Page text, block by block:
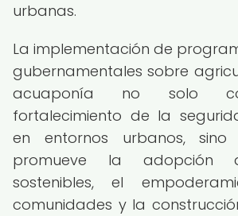
urbanas.
La implementación de
gubernamentales sobre
acuaponía no solo
fortalecimiento de la
en entornos urbanos,
promueve la adopción
sostenibles, el
comunidades y la